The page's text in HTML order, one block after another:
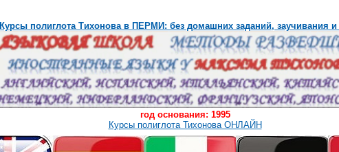
Курсы полиглота Тихонова в ПЕРМИ: без домашних заданий, заучивания и
год основания: 1995
Курсы полиглота Тихонова ОНЛАЙН